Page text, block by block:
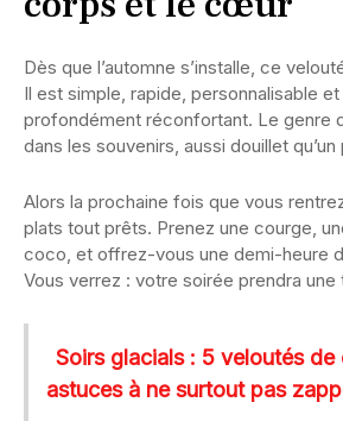
Dès que l’automne s’installe, ce
Il est simple, rapide, personnalisable et
profondément réconfortant. Le genre
dans les souvenirs, aussi douillet qu’un
Alors la prochaine fois que vous
plats tout prêts. Prenez une courge,
coco, et offrez-vous une demi-heure
Vous verrez : votre soirée prendra une
Soirs glacials : 5 veloutés
astuces à ne surtout pas